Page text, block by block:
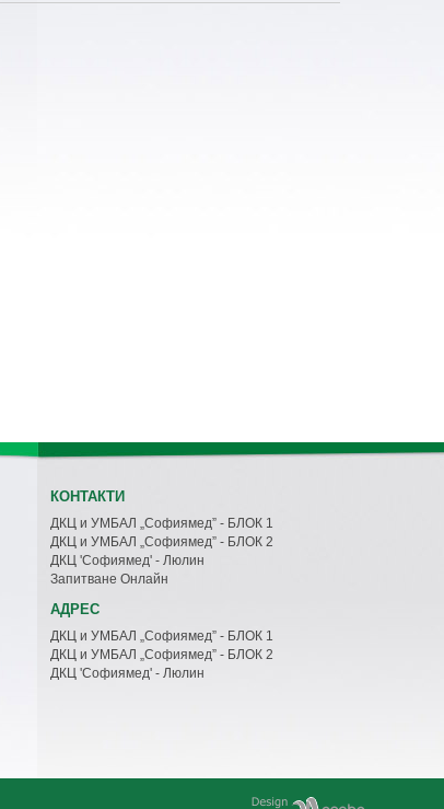
КОНТАКТИ
ДКЦ и УМБАЛ „Софиямед” - БЛОК 1
ДКЦ и УМБАЛ „Софиямед” - БЛОК 2
ДКЦ 'Софиямед' - Люлин
Запитване Онлайн
АДРЕС
ДКЦ и УМБАЛ „Софиямед” - БЛОК 1
ДКЦ и УМБАЛ „Софиямед” - БЛОК 2
ДКЦ 'Софиямед' - Люлин